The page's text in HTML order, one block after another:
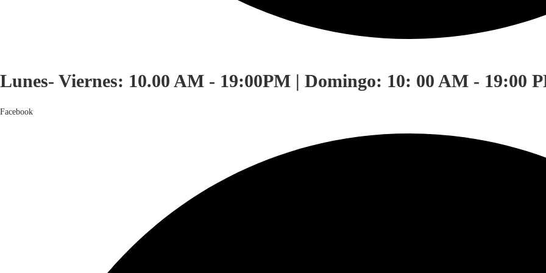
Lunes- Viernes: 10.00 AM - 19:00PM | Domingo: 10: 00 AM - 19:00
Facebook